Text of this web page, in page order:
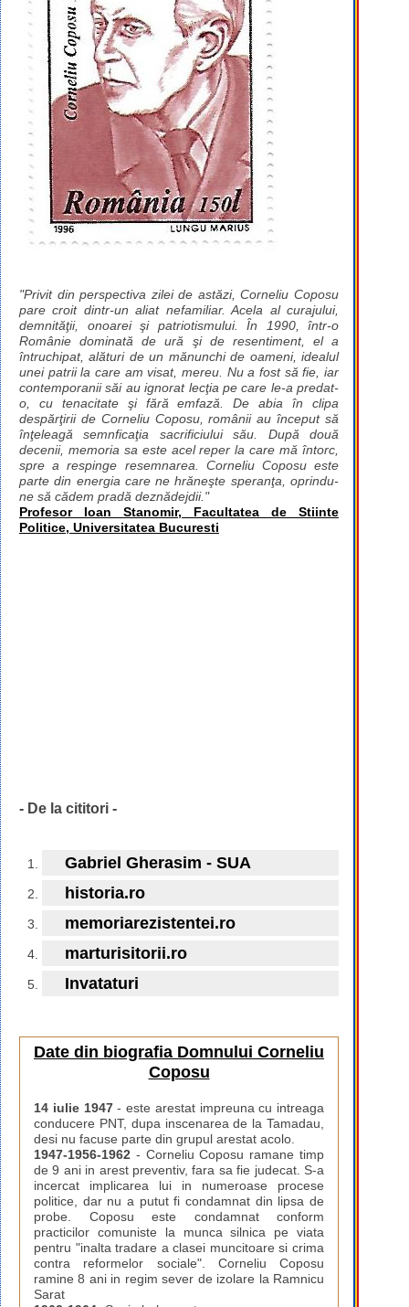
"Privit din perspectiva zilei de astăzi, Corneliu Coposu
pare croit dintr-un aliat nefamiliar. Acela al curajului,
demnităţii, onoarei şi patriotismului. În 1990, într-o
Românie dominată de ură şi de resentiment, el a
întruchipat, alături de un mănunchi de oameni, idealul
unei patrii la care am visat, mereu. Nu a fost să fie, iar
contemporanii săi au ignorat lecţia pe care le-a predat-
o, cu tenacitate şi fără emfază. De abia în clipa
despărţirii de Corneliu Coposu, românii au început să
înţeleagă semnficaţia sacrificiului său. După două
decenii, memoria sa este acel reper la care mă întorc,
spre a respinge resemnarea. Corneliu Coposu este
parte din energia care ne hrăneşte speranţa, oprindu-
ne să cădem pradă deznădejdii."
Profesor Ioan Stanomir, Facultatea de Stiinte
Politice, Universitatea Bucuresti
- De la cititori -
Gabriel Gherasim - SUA
historia.ro
memoriarezistentei.ro
marturisitorii.ro
Invataturi
Date din biografia Domnului Corneliu
Coposu
14 iulie 1947- este arestat impreuna cu intreaga
conducere PNT, dupa inscenarea de la Tamadau,
desi nu facuse parte din grupul arestat acolo.
1947-1956-1962 - Corneliu Coposu ramane timp
de 9 ani in arest preventiv, fara sa fie judecat. S-a
incercat implicarea lui in numeroase procese
politice, dar nu a putut fi condamnat din lipsa de
probe. Coposu este condamnat conform
practicilor comuniste la munca silnica pe viata
pentru "inalta tradare a clasei muncitoare si crima
contra reformelor sociale". Corneliu Coposu
ramine 8 ani in regim sever de izolare la Ramnicu
Sarat